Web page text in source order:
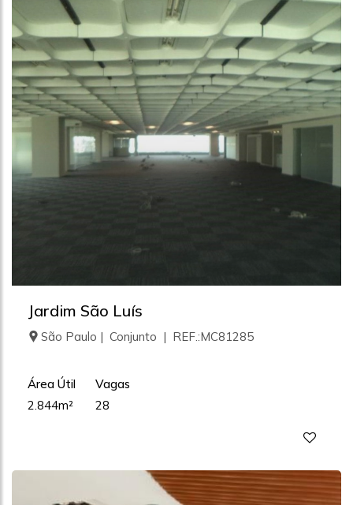
Jardim São Luís
São Paulo | Conjunto | REF.:MC81285
Área Útil
2.844m²
Vagas
28